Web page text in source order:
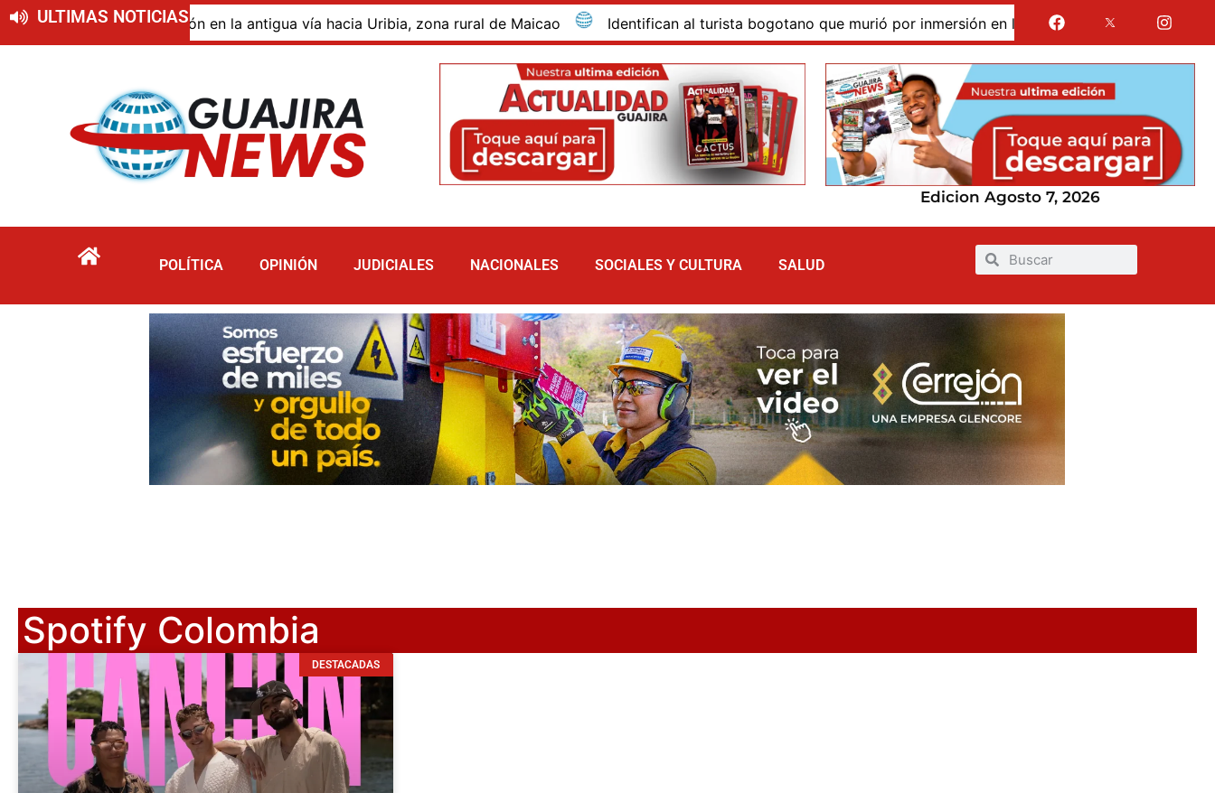
ULTIMAS NOTICIAS
de descomposición en la antigua vía hacia Uribia, zona rural de Maicao Identifican al turista bogotano que murió por inmersión en las dunas de Taroa; su cuerpo
Edicion Agosto 7, 2026
POLÍTICA OPINIÓN JUDICIALES NACIONALES SOCIALES Y CULTURA SALUD
Spotify Colombia
DESTACADAS